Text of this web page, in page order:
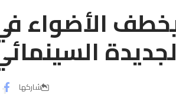
الأضواء
شاركها